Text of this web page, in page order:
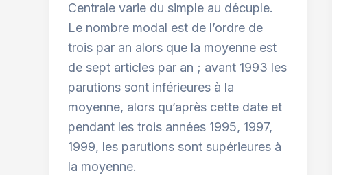
Centrale varie du simple au décuple.
Le nombre modal est de l’ordre de
trois par an alors que la moyenne est
de sept articles par an ; avant 1993 les
parutions sont inférieures à la
moyenne, alors qu’après cette date et
pendant les trois années 1995, 1997,
1999, les parutions sont supérieures à
la moyenne.